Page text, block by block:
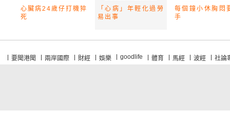
心臟病24歲仔打機猝
死
「心病」年輕化過勞
易出事
每個鐘小休胸悶
手
要聞港聞 兩岸國際 財經 娛樂 goodlife 體育 馬經 波經 社論